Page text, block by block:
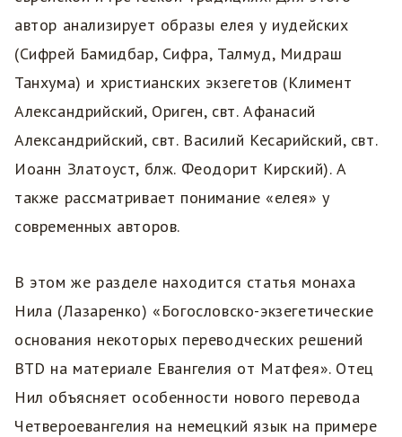
автор анализирует образы елея у иудейских
(Сифрей Бамидбар, Сифра, Талмуд, Мидраш
Танхума) и христианских экзегетов (Климент
Александрийский, Ориген, свт. Афанасий
Александрийский, свт. Василий Кесарийский, свт.
Иоанн Златоуст, блж. Феодорит Кирский). А
также рассматривает понимание «елея» у
современных авторов.
В этом же разделе находится статья монаха
Нила (Лазаренко) «Богословско-экзегетические
основания некоторых переводческих решений
BTD на материале Евангелия от Матфея». Отец
Нил объясняет особенности нового перевода
Четвероевангелия на немецкий язык на примере